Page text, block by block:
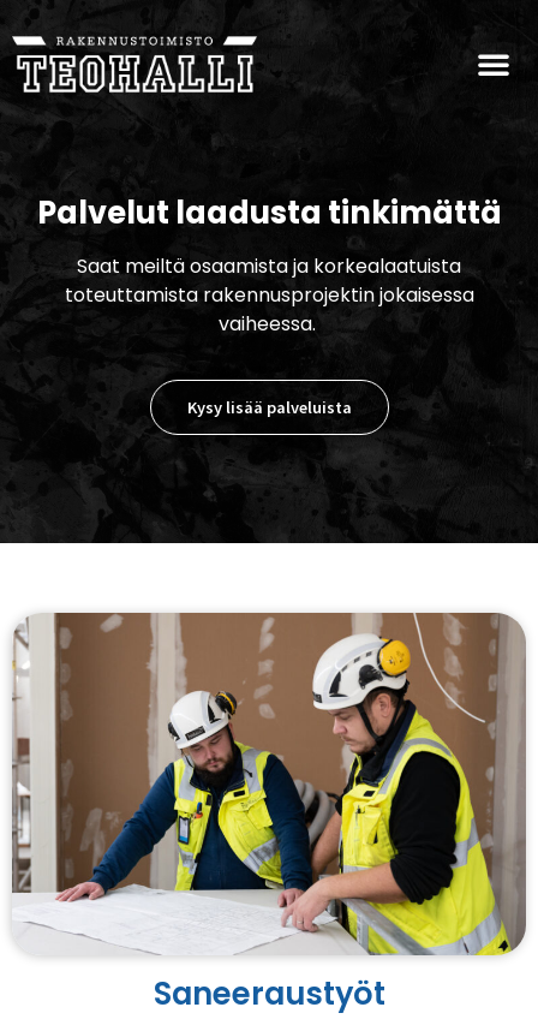
Palvelut laadusta tinkimättä
Saat meiltä osaamista ja korkealaatuista
toteuttamista rakennusprojektin jokaisessa
vaiheessa.
Kysy lisää palveluista
Saneeraustyöt